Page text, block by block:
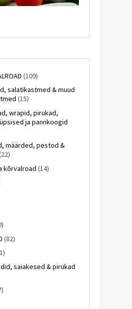
(109)
salatikastmed & muud
(15)
wrapid, pirukad,
ja pannkoogid
määrded, pestod &
kõrvalroad (14)
(82)
saiakesed & pirukad